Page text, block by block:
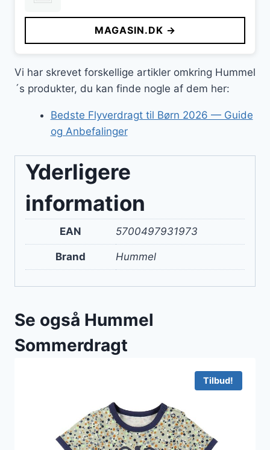
pris
var:
350 kr..
pris
er:
175 kr..
MAGASIN.DK →
Vi har skrevet forskellige artikler omkring Hummel
´s produkter, du kan finde nogle af dem her:
Bedste Flyverdragt til Børn 2026 — Guide
og Anbefalinger
Yderligere
information
EAN 5700497931973
Brand Hummel
Se også Hummel
Sommerdragt
Tilbud!